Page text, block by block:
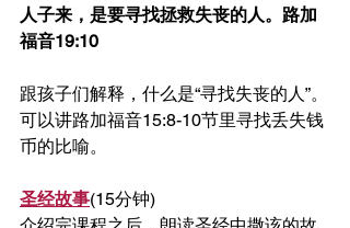
人子来，是要寻找拯救失丧的人。路加
福音19:10
跟孩子们解释，什么是“寻找失丧的人”。
可以讲路加福音15:8-10节里寻找丢失钱
币的比喻。
圣经故事(15分钟)